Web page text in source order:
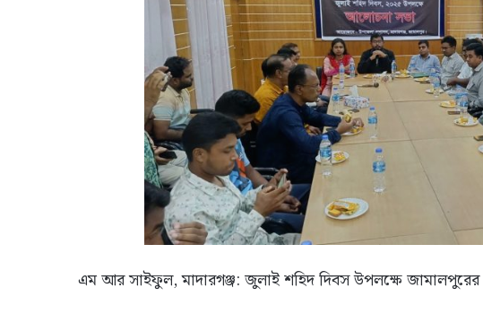
এম আর সাইফুল, মাদারগঞ্জ: জুলাই শহিদ দিবস উপলক্ষে জামালপুরের